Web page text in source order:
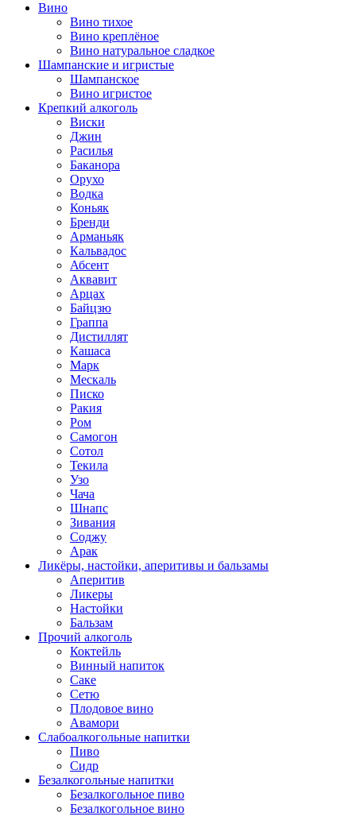
Вино
Вино тихое
Вино креплёное
Вино натуральное сладкое
Шампанские и игристые
Шампанское
Вино игристое
Крепкий алкоголь
Виски
Джин
Расилья
Баканора
Орухо
Водка
Коньяк
Бренди
Арманьяк
Кальвадос
Абсент
Аквавит
Арцах
Байцзю
Граппа
Дистиллят
Кашаса
Марк
Мескаль
Писко
Ракия
Ром
Самогон
Сотол
Текила
Узо
Чача
Шнапс
Зивания
Соджу
Арак
Ликёры, настойки, аперитивы и бальзамы
Аперитив
Ликеры
Настойки
Бальзам
Прочий алкоголь
Коктейль
Винный напиток
Саке
Сетю
Плодовое вино
Авамори
Слабоалкогольные напитки
Пиво
Сидр
Безалкогольные напитки
Безалкогольное пиво
Безалкогольное вино